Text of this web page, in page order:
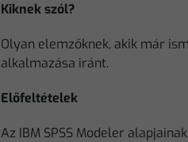
Kiknek szól?
Olyan elemzőknek, akik már
alkalmazása iránt.
Előfeltételek
Az IBM SPSS Modeler